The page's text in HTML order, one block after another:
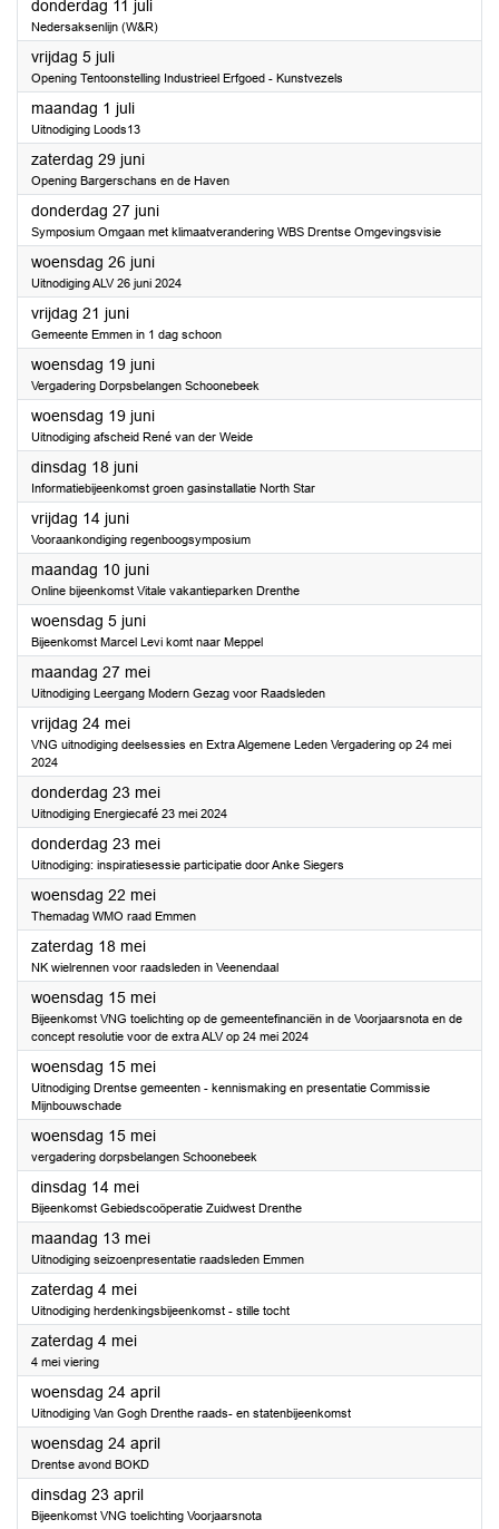
donderdag 11 juli2024
Nedersaksenlijn (W&R)
vrijdag 5 juli2024
Opening Tentoonstelling Industrieel Erfgoed - Kunstvezels
maandag 1 juli2024
Uitnodiging Loods13
zaterdag 29 juni2024
Opening Bargerschans en de Haven
donderdag 27 juni2024
Symposium Omgaan met klimaatverandering WBS Drentse Omgevingsvisie
woensdag 26 juni2024
Uitnodiging ALV 26 juni 2024
vrijdag 21 juni2024
Gemeente Emmen in 1 dag schoon
woensdag 19 juni2024
Vergadering Dorpsbelangen Schoonebeek
woensdag 19 juni2024
Uitnodiging afscheid René van der Weide
dinsdag 18 juni2024
Informatiebijeenkomst groen gasinstallatie North Star
vrijdag 14 juni2024
Vooraankondiging regenboogsymposium
maandag 10 juni2024
Online bijeenkomst Vitale vakantieparken Drenthe
woensdag 5 juni2024
Bijeenkomst Marcel Levi komt naar Meppel
maandag 27 mei2024
Uitnodiging Leergang Modern Gezag voor Raadsleden
vrijdag 24 mei2024
VNG uitnodiging deelsessies en Extra Algemene Leden Vergadering op 24 mei
2024
donderdag 23 mei2024
Uitnodiging Energiecafé 23 mei 2024
donderdag 23 mei2024
Uitnodiging: inspiratiesessie participatie door Anke Siegers
woensdag 22 mei2024
Themadag WMO raad Emmen
zaterdag 18 mei2024
NK wielrennen voor raadsleden in Veenendaal
woensdag 15 mei2024
Bijeenkomst VNG toelichting op de gemeentefinanciën in de Voorjaarsnota en de
concept resolutie voor de extra ALV op 24 mei 2024
woensdag 15 mei2024
Uitnodiging Drentse gemeenten - kennismaking en presentatie Commissie
Mijnbouwschade
woensdag 15 mei2024
vergadering dorpsbelangen Schoonebeek
dinsdag 14 mei2024
Bijeenkomst Gebiedscoöperatie Zuidwest Drenthe
maandag 13 mei2024
Uitnodiging seizoenpresentatie raadsleden Emmen
zaterdag 4 mei2024
Uitnodiging herdenkingsbijeenkomst - stille tocht
zaterdag 4 mei2024
4 mei viering
woensdag 24 april2024
Uitnodiging Van Gogh Drenthe raads- en statenbijeenkomst
woensdag 24 april2024
Drentse avond BOKD
dinsdag 23 april2024
Bijeenkomst VNG toelichting Voorjaarsnota